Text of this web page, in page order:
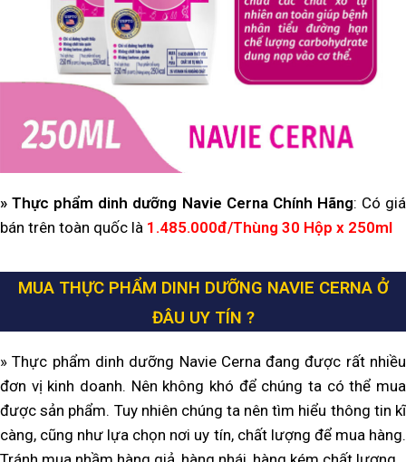
» Thực phẩm dinh dưỡng Navie Cerna Chính Hãng: Có giá
bán trên toàn quốc là 1.485.000đ/Thùng 30 Hộp x 250ml
MUA THỰC PHẨM DINH DƯỠNG NAVIE CERNA Ở
ĐÂU UY TÍN ?
» Thực phẩm dinh dưỡng Navie Cerna đang được rất nhiều
đơn vị kinh doanh. Nên không khó để chúng ta có thể mua
được sản phẩm. Tuy nhiên chúng ta nên tìm hiểu thông tin kĩ
càng, cũng như lựa chọn nơi uy tín, chất lượng để mua hàng.